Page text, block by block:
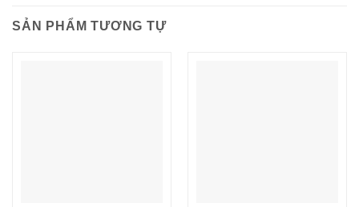
SẢN PHẨM TƯƠNG TỰ